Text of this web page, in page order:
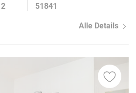
2 51841
Alle Details